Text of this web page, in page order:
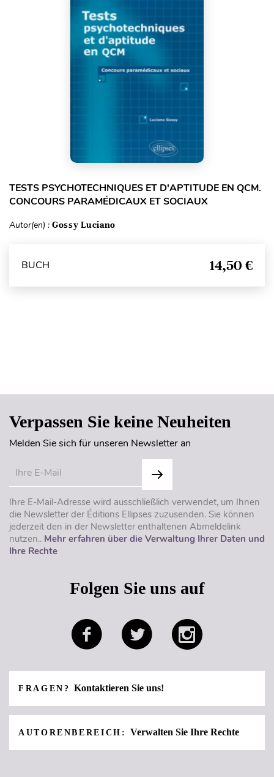
TESTS PSYCHOTECHNIQUES ET D'APTITUDE EN QCM.
CONCOURS PARAMÉDICAUX ET SOCIAUX
Autor(en) : Gossy Luciano
BUCH 14,50 €
Verpassen Sie keine Neuheiten
Melden Sie sich für unseren Newsletter an
Ihre E-Mail-Adresse wird ausschließlich verwendet, um Ihnen
die Newsletter der Éditions Ellipses zuzusenden. Sie können
jederzeit den in der Newsletter enthaltenen Abmeldelink
nutzen.. Mehr erfahren über die Verwaltung Ihrer Daten und
Ihre Rechte
Folgen Sie uns auf
FRAGEN? Kontaktieren Sie uns!
AUTORENBEREICH: Verwalten Sie Ihre Rechte